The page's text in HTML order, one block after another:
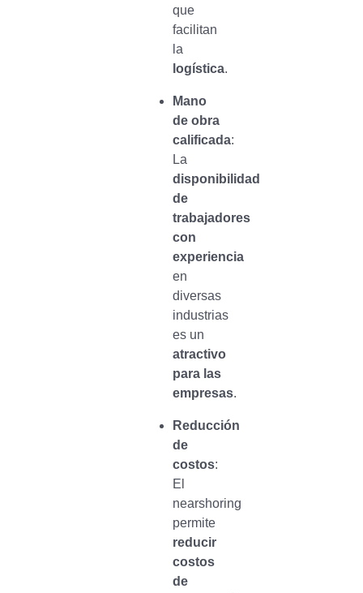
que
facilitan
la
logística.
Mano
de obra
calificada:
La
disponibilidad
de
trabajadores
con
experiencia
en
diversas
industrias
es un
atractivo
para las
empresas.
Reducción
de
costos:
El
nearshoring
permite
reducir
costos
de